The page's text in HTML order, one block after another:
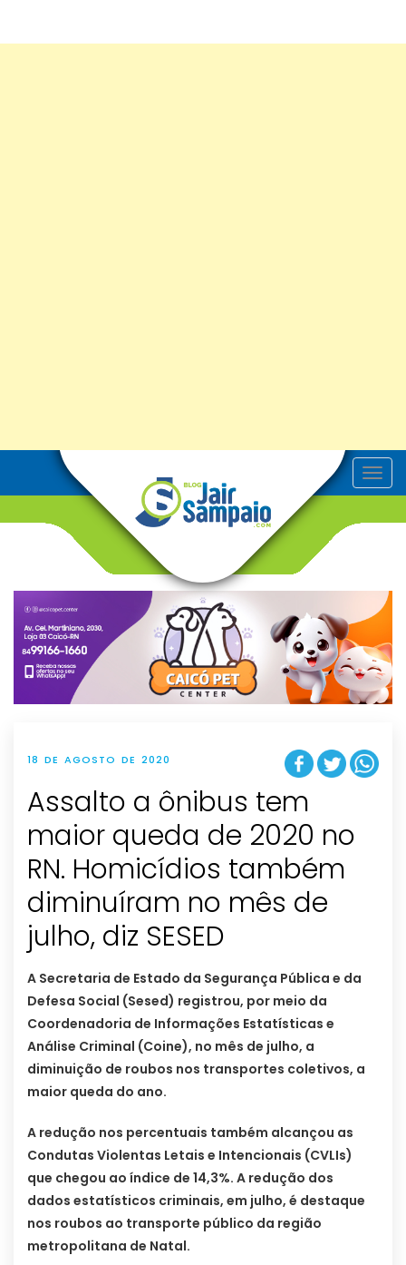
T
o
v
g
t
i
o
n
18 DE AGOSTO DE 2020
Assalto a ônibus tem
maior queda de 2020 no
RN. Homicídios também
diminuíram no mês de
julho, diz SESED
A Secretaria de Estado da Segurança Pública e da
Defesa Social (Sesed) registrou, por meio da
Coordenadoria de Informações Estatísticas e
Análise Criminal (Coine), no mês de julho, a
diminuição de roubos nos transportes coletivos, a
maior queda do ano.
A redução nos percentuais também alcançou as
Condutas Violentas Letais e Intencionais (CVLIs)
que chegou ao índice de 14,3%. A redução dos
dados estatísticos criminais, em julho, é destaque
nos roubos ao transporte público da região
metropolitana de Natal.